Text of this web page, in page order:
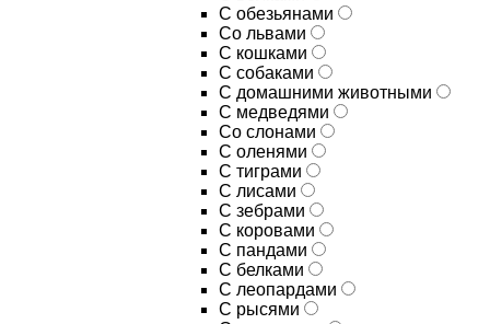
С обезьянами
Со львами
С кошками
С собаками
С домашними животными
С медведями
Со слонами
С оленями
С тиграми
С лисами
С зебрами
С коровами
С пандами
С белками
С леопардами
С рысями